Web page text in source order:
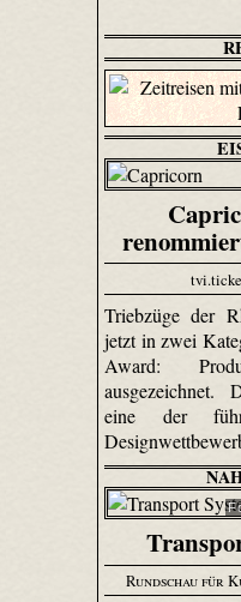
Triebzüge der
jetzt in zwei
Award:
ausgezeichnet.
eine der
Rundschau für